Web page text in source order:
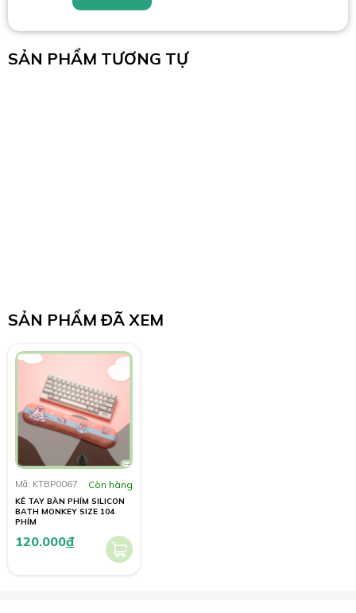
SẢN PHẨM TƯƠNG TỰ
SẢN PHẨM ĐÃ XEM
Mã: KTBP0067 Còn hàng
KÊ TAY BÀN PHÍM SILICON
BATH MONKEY SIZE 104
PHÍM
120.000đ